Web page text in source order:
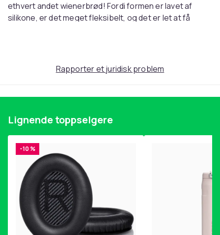
ethvert andet wienerbrød! Fordi formen er lavet af
silikone, er det meget fleksibelt, og det er let at få
Størrelse: 18,8*27*5,8 cm
silikone.
– Kan modstå koldt ned til -60 grader.
– Kan modstå maskindisk.
vægt ca. 115 g
Artikkel nr.
612848e2-138c-44ac-a0ca-6d8e02a89f12
Produktsikkerhetsinformasjon
Rapporter et juridisk problem
Lignende toppselgere
-10 %